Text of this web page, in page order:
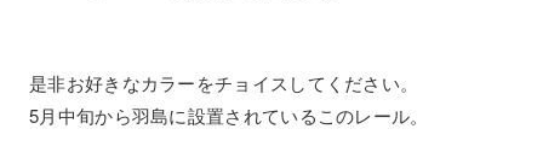
是非お好きなカラーをチョイスしてください。
5月中旬から羽島に設置されているこのレール。